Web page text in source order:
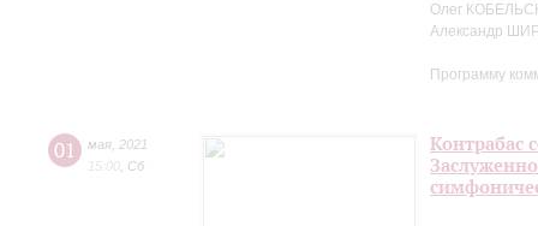
Олег
Александр
Программу
01 мая 2021
15:00 Сб
Контрабас